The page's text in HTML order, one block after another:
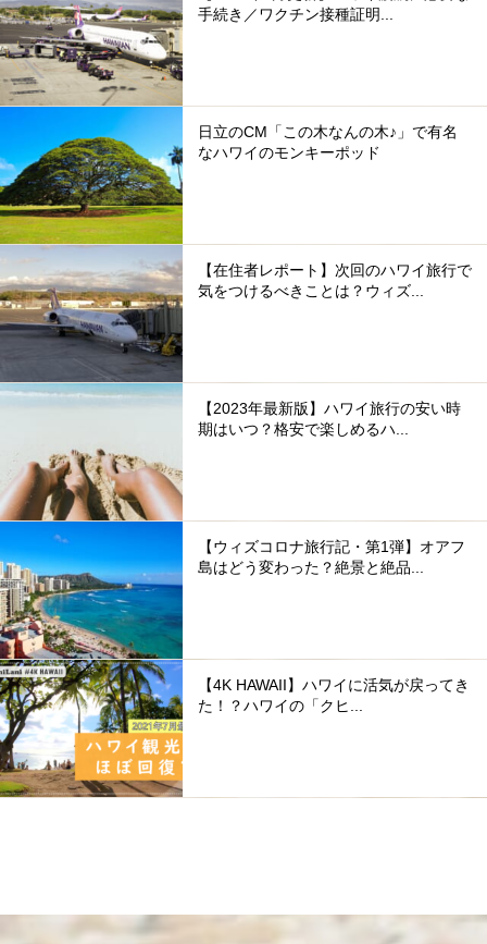
手続き／ワクチン接種証明...
日立のCM「この木なんの木♪」で有名
なハワイのモンキーポッド
【在住者レポート】次回のハワイ旅行で
気をつけるべきことは？ウィズ...
【2023年最新版】ハワイ旅行の安い時
期はいつ？格安で楽しめるハ...
【ウィズコロナ旅行記・第1弾】オアフ
島はどう変わった？絶景と絶品...
【4K HAWAII】ハワイに活気が戻ってき
た！？ハワイの「クヒ...